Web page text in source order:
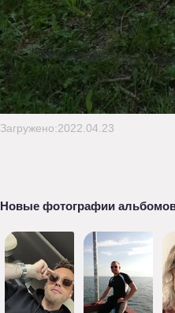
Загружено:2022.04.23
Новые фотографии